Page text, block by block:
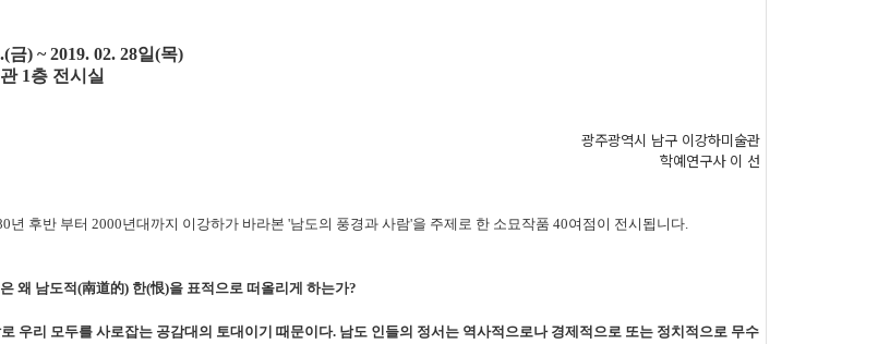
금) ~ 2019. 02. 28일(목)
1층 전시실
광주광역시 남구 이강하미술관
학예연구사 이 선
년 후반 부터 2000년대까지 이강하가 바라본 '남도의 풍경과 사람'을 주제로 한 소묘작품 40여점이 전시됩니다.
왜 남도적 (南道的) 한(恨)을 표적으로 떠올리게 하는가?
우리 모두를 사로잡는 공감대의 토대이기 때문이다. 남도 인들의 정서는 역사적으로나 경제적으로 또는 정치적으로 무수